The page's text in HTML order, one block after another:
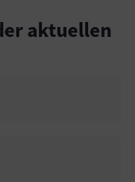
aktuellen